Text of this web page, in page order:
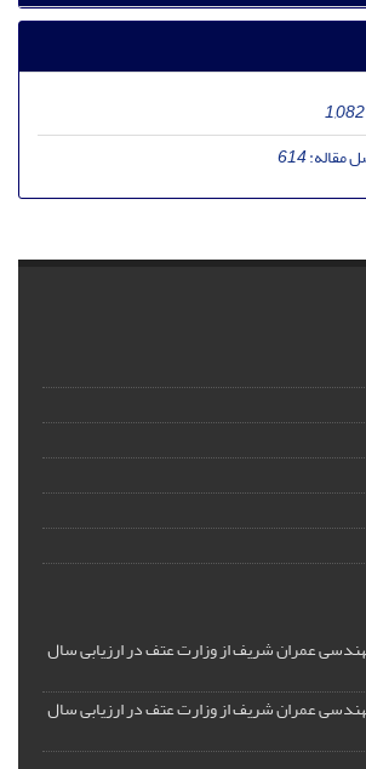
1,082
مقاله:614
عمران شریف از وزارت عتف در ارزیابی سال
عمران شریف از وزارت عتف در ارزیابی سال